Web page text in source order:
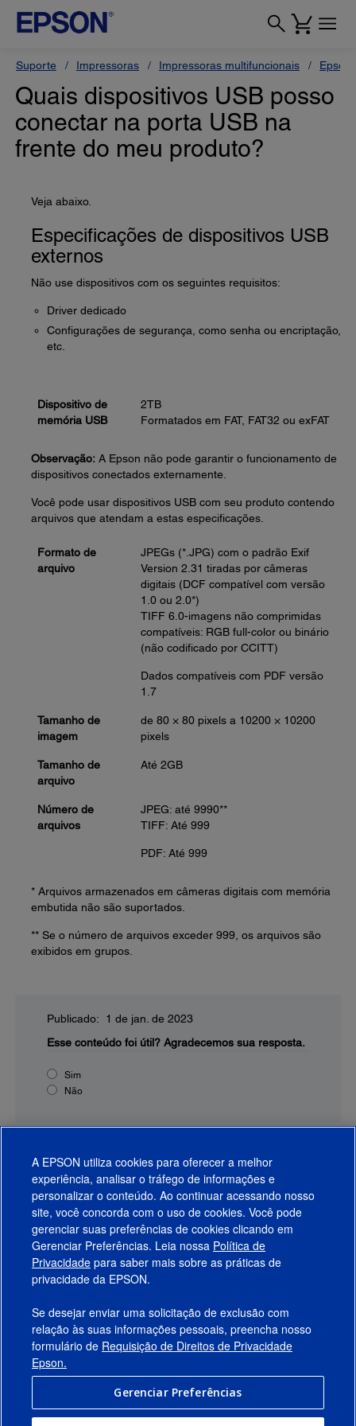
Suporte Impressoras Impressoras multifuncionais Epson
Quais dispositivos USB posso
conectar na porta USB na
frente do meu produto?
Veja abaixo.
Especificações de dispositivos USB
externos
Não use dispositivos com os seguintes requisitos:
Driver dedicado
Configurações de segurança, como senha ou encriptação,
etc.
Dispositivo de
memória USB
2TB
Formatados em FAT, FAT32 ou exFAT
Observação: A Epson não pode garantir o funcionamento de
dispositivos conectados externamente.
Você pode usar dispositivos USB com seu produto contendo
arquivos que atendam a estas especificações.
Formato de
arquivo
JPEGs (*.JPG) com o padrão Exif
Version 2.31 tiradas por câmeras
digitais (DCF compatível com versão
1.0 ou 2.0*)
TIFF 6.0-imagens não comprimidas
compatíveis: RGB full-color ou binário
(não codificado por CCITT)
Dados compatíveis com PDF versão
1.7
Tamanho de
imagem
de 80 × 80 pixels a 10200 × 10200
pixels
Tamanho de
arquivo
Até 2GB
Número de
arquivos
JPEG: até 9990**
TIFF: Até 999
PDF: Até 999
* Arquivos armazenados em câmeras digitais com memória
embutida não são suportados.
** Se o número de arquivos exceder 999, os arquivos são
exibidos em grupos.
Publicado: 1 de jan. de 2023
Esse conteúdo foi útil? Agradecemos sua resposta.
Sim
Não
Produtos
Suporte
Links Sugeridos
Empresa
Conecte-se com a Epson
A EPSON utiliza cookies para oferecer a melhor
experiência, analisar o tráfego de informações e
personalizar o conteúdo. Ao continuar acessando nosso
site, você concorda com o uso de cookies. Você pode
gerenciar suas preferências de cookies clicando em
Gerenciar Preferências. Leia nossa Política de
Privacidade para saber mais sobre as práticas de
privacidade da EPSON.
Se desejar enviar uma solicitação de exclusão com
relação às suas informações pessoais, preencha nosso
formulário de Requisição de Direitos de Privacidade
Epson.
Gerenciar Preferências